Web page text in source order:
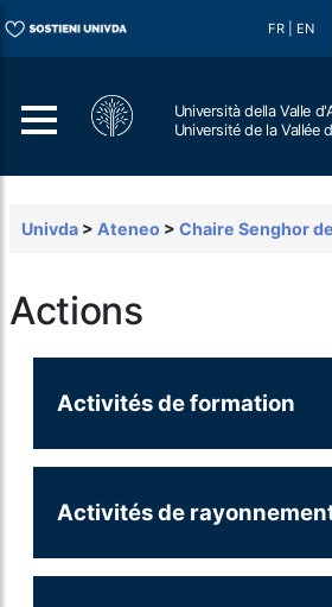
FR EN
Università della Valle
Université de la Vallée
Univda > Ateneo > Chaire Senghor
Actions
Activités de formation
Activités de